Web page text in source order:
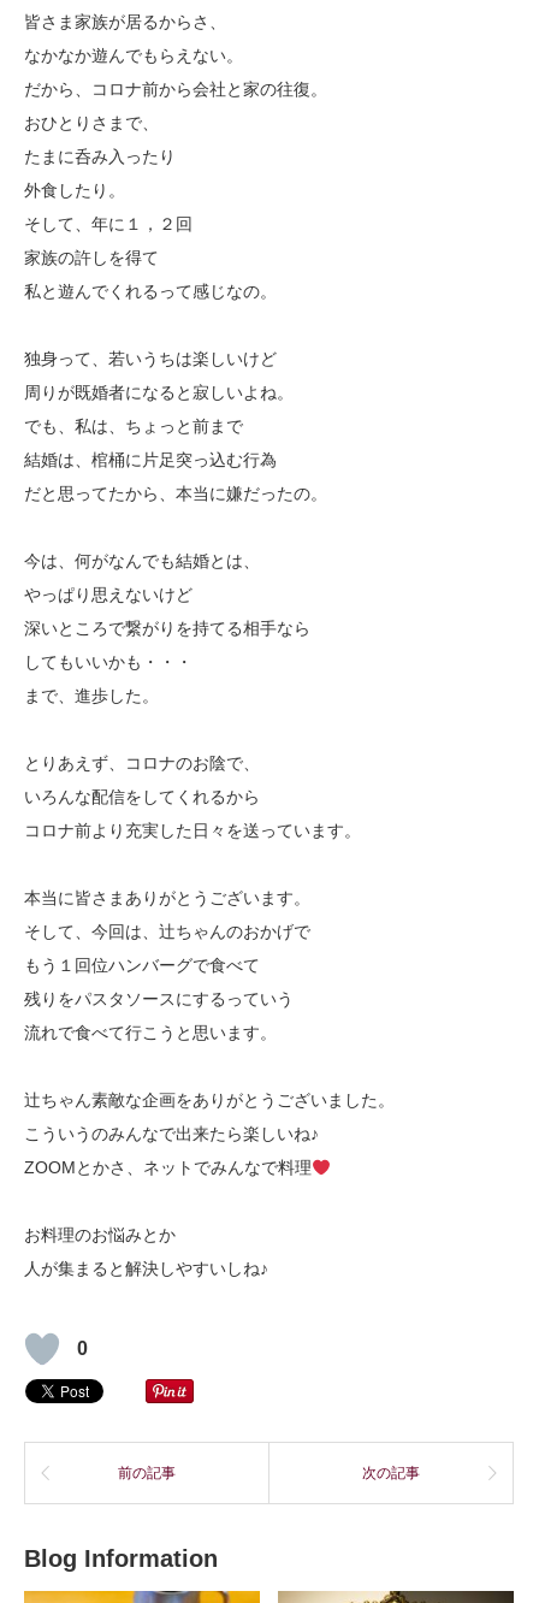
皆さま家族が居るからさ、
なかなか遊んでもらえない。
だから、コロナ前から会社と家の往復。
おひとりさまで、
たまに呑み入ったり
外食したり。
そして、年に１，２回
家族の許しを得て
私と遊んでくれるって感じなの。
独身って、若いうちは楽しいけど
周りが既婚者になると寂しいよね。
でも、私は、ちょっと前まで
結婚は、棺桶に片足突っ込む行為
だと思ってたから、本当に嫌だったの。
今は、何がなんでも結婚とは、
やっぱり思えないけど
深いところで繋がりを持てる相手なら
してもいいかも・・・
まで、進歩した。
とりあえず、コロナのお陰で、
いろんな配信をしてくれるから
コロナ前より充実した日々を送っています。
本当に皆さまありがとうございます。
そして、今回は、辻ちゃんのおかげで
もう１回位ハンバーグで食べて
残りをパスタソースにするっていう
流れで食べて行こうと思います。
辻ちゃん素敵な企画をありがとうございました。
こういうのみんなで出来たら楽しいね♪
ZOOMとかさ、ネットでみんなで料理
お料理のお悩みとか
人が集まると解決しやすいしね♪
0
前の記事 次の記事
Blog Information